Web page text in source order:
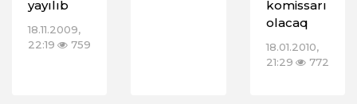
yayılıb
18.11.2009,
22:19
759
komissarı
olacaq
18.01.2010,
21:29
772